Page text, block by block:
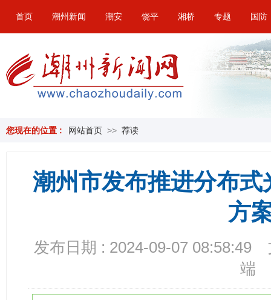
首页 潮州新闻 潮安 饶平 湘桥 专题 国防
您现在的位置 : 网站首页 >> 荐读
潮州市发布推进分布
方
发布日期 : 2024-09-07 08:58:49
端